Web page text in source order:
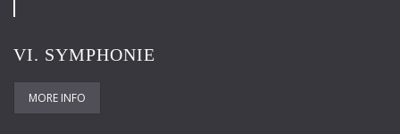
VI. SYMPHONIE
MORE INFO